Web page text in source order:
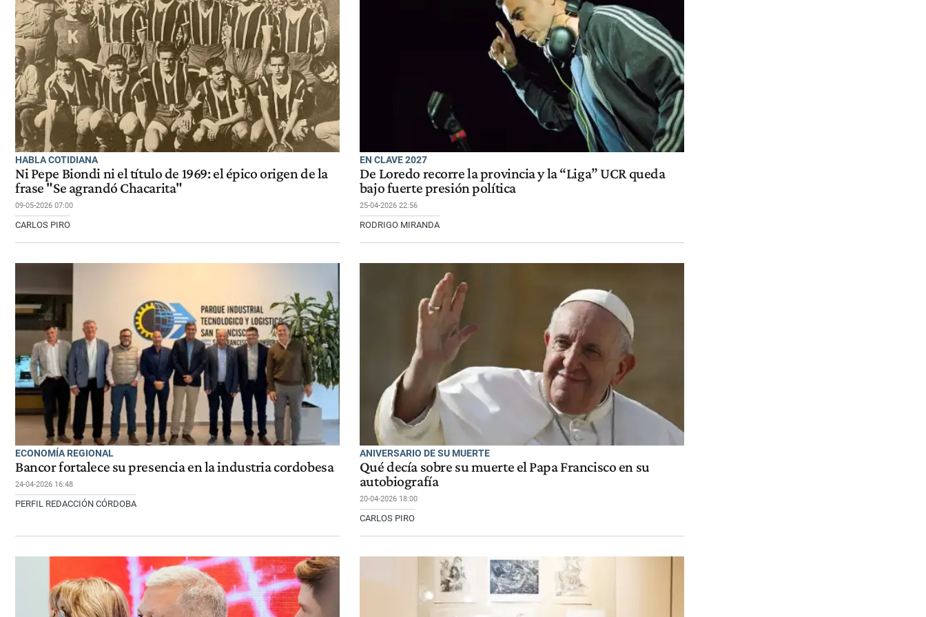
HABLA COTIDIANA
Ni Pepe Biondi ni el título de 1969: el épico origen de la
frase "Se agrandó Chacarita"
09-05-2026 07:00
CARLOS PIRO
EN CLAVE 2027
De Loredo recorre la provincia y la “Liga” UCR queda
bajo fuerte presión política
25-04-2026 22:56
RODRIGO MIRANDA
ECONOMÍA REGIONAL
Bancor fortalece su presencia en la industria cordobesa
24-04-2026 16:48
PERFIL REDACCIÓN CÓRDOBA
ANIVERSARIO DE SU MUERTE
Qué decía sobre su muerte el Papa Francisco en su
autobiografía
20-04-2026 18:00
CARLOS PIRO